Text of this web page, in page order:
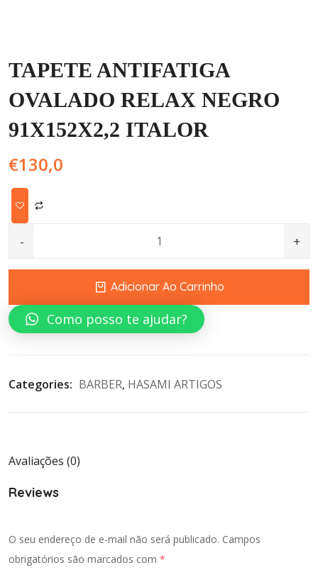
TAPETE ANTIFATIGA
OVALADO RELAX NEGRO
91X152X2,2 ITALOR
€130,0
TAPETE ANTIFATIGA OVALADO RELAX NEGRO
Adicionar Ao Carrinho
Como posso te ajudar?
Categories: BARBER, HASAMI ARTIGOS
Avaliações (0)
Reviews
O seu endereço de e-mail não será publicado. Campos
obrigatórios são marcados com *